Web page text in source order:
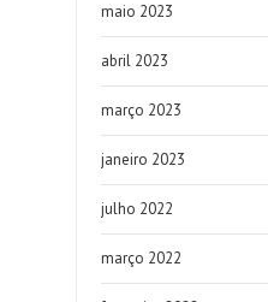
maio 2023
abril 2023
março 2023
janeiro 2023
julho 2022
março 2022